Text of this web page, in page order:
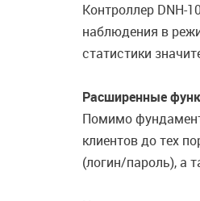
Контроллер DNH-
наблюдения в
статистики
Расширенные
Помимо
клиентов до тех
(логин/пароль), а